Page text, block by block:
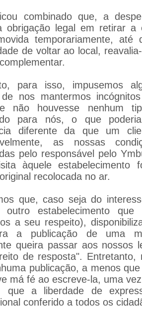
combinado que, a
obrigação legal em retirar a
temporariamente, até
de voltar ao local,
para isso, impusemos
nos mantermos
não houvesse nenhum
para nós, o que
diferente da que um
as nossas
pelo responsável pelo
àquele estabelecimento
recolocada no ar.
que, caso seja do
outro estabelecimento
a seu respeito),
a publicação de uma
queira passar aos nossos
de resposta". Entretanto,
publicação, a menos
má fé ao escreve-la, uma
que a liberdade de
conferido a todos os